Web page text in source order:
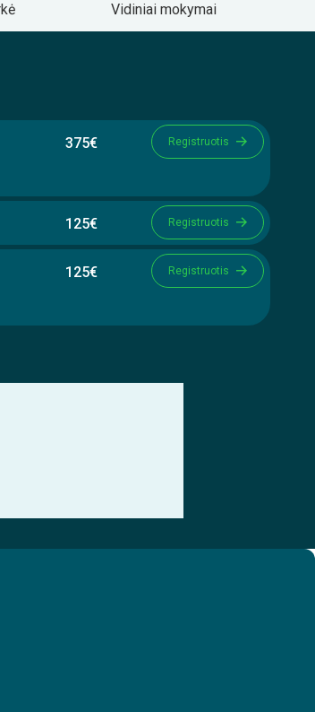
Vidiniai mokymai
375€ Registruotis
125€ Registruotis
125€ Registruotis